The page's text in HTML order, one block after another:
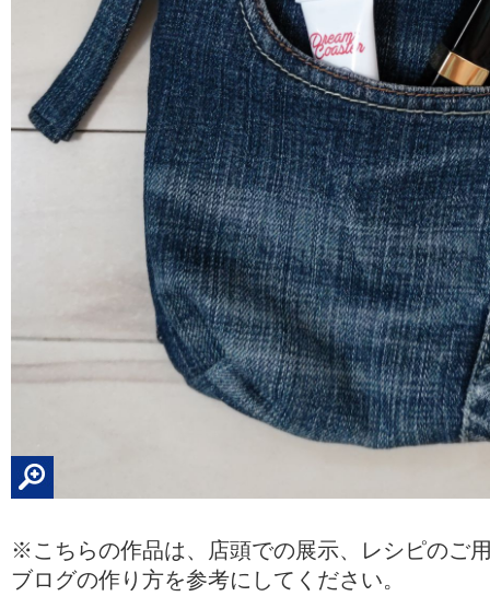
※こちらの作品は、店頭での展示、レシピのご
ブログの作り方を参考にしてください。